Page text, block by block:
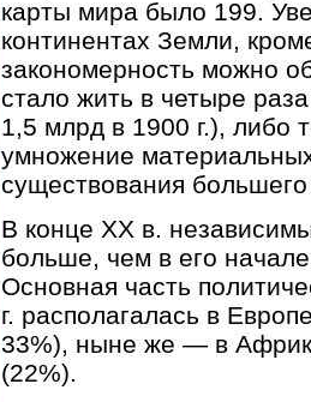
карты мира было 199.
континентах Земли,
закономерность можно
стало жить в четыре
1,5 млрд в 1900 г.), либо
умножение
существования
В конце ХХ в.
больше, чем в его
Основная часть
г. располагалась в
33%), ныне же — в
(22%).